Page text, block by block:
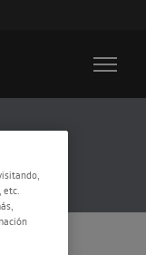
etc.